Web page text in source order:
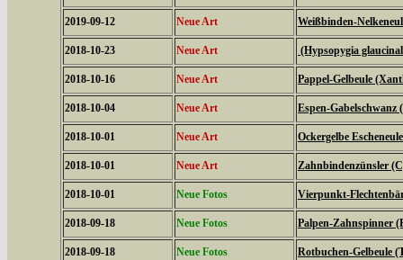
2019-09-12 Neue Art Weißbinden-
2018-10-23 Neue Art (Hypsopygia
2018-10-16 Neue Art Pappel-Gelbeule
2018-10-04 Neue Art Espen-Gabelschwanz
2018-10-01 Neue Art Ockergelbe
2018-10-01 Neue Art Zahnbindenzünsler
2018-10-01 Neue Fotos Vierpunkt-
2018-09-18 Neue Fotos Palpen-Zahnspinner
2018-09-18 Neue Fotos Rotbuchen-Gelbeule